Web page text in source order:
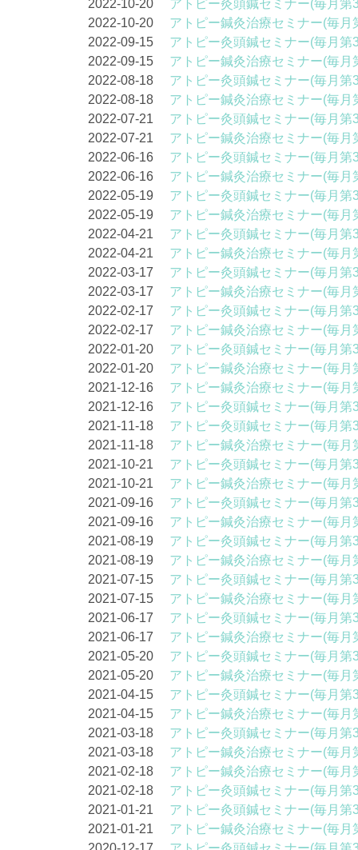
2022-10-20
アトピー灸頭鍼セミナー(毎月第
2022-10-20 アトピー鍼灸治療セミナー(毎月
2022-09-15 アトピー灸頭鍼セミナー(毎月第
2022-09-15 アトピー鍼灸治療セミナー(毎月
2022-08-18 アトピー灸頭鍼セミナー(毎月第
2022-08-18 アトピー鍼灸治療セミナー(毎月
2022-07-21 アトピー灸頭鍼セミナー(毎月第
2022-07-21 アトピー鍼灸治療セミナー(毎月
2022-06-16 アトピー灸頭鍼セミナー(毎月第
2022-06-16 アトピー鍼灸治療セミナー(毎月
2022-05-19 アトピー灸頭鍼セミナー(毎月第
2022-05-19 アトピー鍼灸治療セミナー(毎月
2022-04-21 アトピー灸頭鍼セミナー(毎月第
2022-04-21 アトピー鍼灸治療セミナー(毎月
2022-03-17 アトピー灸頭鍼セミナー(毎月第
2022-03-17 アトピー鍼灸治療セミナー(毎月
2022-02-17 アトピー灸頭鍼セミナー(毎月第
2022-02-17 アトピー鍼灸治療セミナー(毎月
2022-01-20 アトピー灸頭鍼セミナー(毎月第
2022-01-20 アトピー鍼灸治療セミナー(毎月
2021-12-16 アトピー鍼灸治療セミナー(毎月
2021-12-16 アトピー灸頭鍼セミナー(毎月第
2021-11-18 アトピー灸頭鍼セミナー(毎月第
2021-11-18 アトピー鍼灸治療セミナー(毎月
2021-10-21 アトピー灸頭鍼セミナー(毎月第
2021-10-21 アトピー鍼灸治療セミナー(毎月
2021-09-16 アトピー灸頭鍼セミナー(毎月第
2021-09-16 アトピー鍼灸治療セミナー(毎月
2021-08-19 アトピー灸頭鍼セミナー(毎月第
2021-08-19 アトピー鍼灸治療セミナー(毎月
2021-07-15 アトピー灸頭鍼セミナー(毎月第
2021-07-15 アトピー鍼灸治療セミナー(毎月
2021-06-17 アトピー灸頭鍼セミナー(毎月第
2021-06-17 アトピー鍼灸治療セミナー(毎月
2021-05-20 アトピー灸頭鍼セミナー(毎月第
2021-05-20 アトピー鍼灸治療セミナー(毎月
2021-04-15 アトピー灸頭鍼セミナー(毎月第
2021-04-15 アトピー鍼灸治療セミナー(毎月
2021-03-18 アトピー灸頭鍼セミナー(毎月第
2021-03-18 アトピー鍼灸治療セミナー(毎月
2021-02-18 アトピー鍼灸治療セミナー(毎月
2021-02-18 アトピー灸頭鍼セミナー(毎月第
2021-01-21 アトピー灸頭鍼セミナー(毎月第
2021-01-21 アトピー鍼灸治療セミナー(毎月